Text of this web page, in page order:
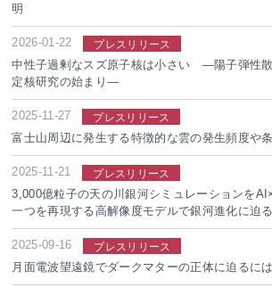
明
2026-01-22 プレスリリース
中性子過剰なスズ原子核は小さい ―陽子弾性
定核研究の始まり―
2025-11-27 プレスリリース
富士山周辺に発生する特徴的な雲の発生頻度や
2025-11-21 プレスリリース
3,000億粒子の天の川銀河シミュレーションを
一つを再現する高解像度モデルで銀河進化に迫
2025-09-16 プレスリリース
月面電波望遠鏡でダークマターの正体に迫るには